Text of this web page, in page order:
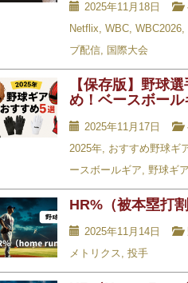
2025年11月18日
Netflix, WBC, WBC2026,
ブ配信, 国際大会
【保存版】野球
め！ベースボール
2025年11月17日
2025年, おすすめ野球ギ
ースボールギア, 野球ギア
HR%（被本塁打割
2025年11月14日
メトリクス, 投手